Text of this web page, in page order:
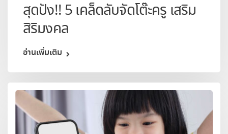
สุดปัง!! 5 เคล็ดลับจัดโต๊ะครู เสริม
สิริมงคล
อ่านเพิ่มเติม